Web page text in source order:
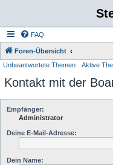
FAQ
Foren-Übersicht
Unbeantwortete Themen Aktive
Kontakt mit der
Empfänger:
Administrator
Deine E-Mail-Adresse:
Dein Name: